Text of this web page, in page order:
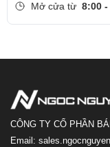
Mở cửa từ 8:00 -
CÔNG TY CỔ PHẦN
Email: